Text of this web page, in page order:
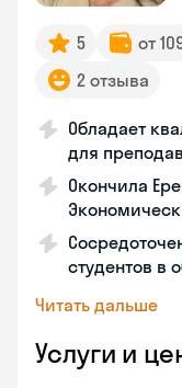
5 от
2 отзыва
Обладает
для
Окончила
студентов в
Читать дальше
Услуги и